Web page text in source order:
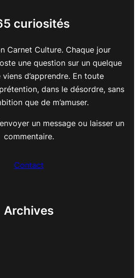
curiosités
Carnet Culture. Chaque jour
une question sur un quelque
d’apprendre. En toute
dans le désordre, sans
que de m’amuser.
un message ou laisser un
commentaire.
Contact
Archives